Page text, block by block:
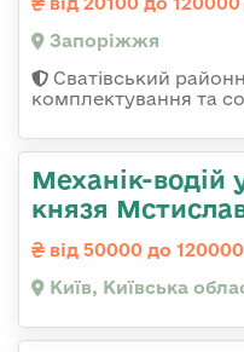
Запоріжжя
Сватівський
комплектування та
Механік-водій
князя
від 50000 до
Київ, Київська